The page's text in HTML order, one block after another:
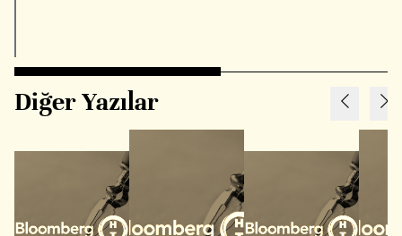
Diğer Yazılar